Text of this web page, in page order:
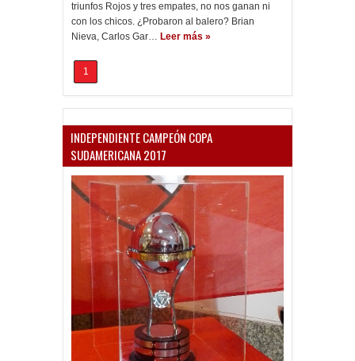
triunfos Rojos y tres empates, no nos ganan ni
con los chicos. ¿Probaron al balero? Brian
Nieva, Carlos Gar… Leer más »
1
INDEPENDIENTE CAMPEÓN COPA
SUDAMERICANA 2017